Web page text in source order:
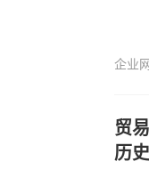
企业
贸
历